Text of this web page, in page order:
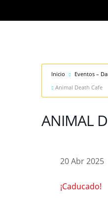
Inicio
Eventos –
Animal Death Cafe
ANIMAL
20 Abr 2025
¡Caducado!